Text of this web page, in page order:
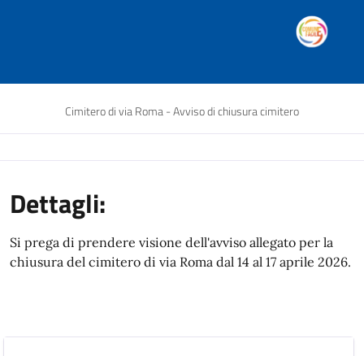
Cimitero di via Roma - Avviso di chiusura cimitero
Dettagli:
Si prega di prendere visione dell'avviso allegato per la
chiusura del cimitero di via Roma dal 14 al 17 aprile 2026.